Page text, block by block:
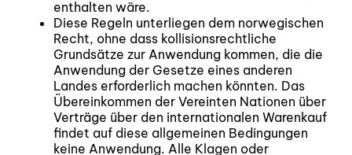
enthalten wäre.
Diese Regeln unterliegen dem norwegischen
Recht, ohne dass kollisionsrechtliche
Grundsätze zur Anwendung kommen, die die
Anwendung der Gesetze eines anderen
Landes erforderlich machen könnten. Das
Übereinkommen der Vereinten Nationen über
Verträge über den internationalen Warenkauf
findet auf diese allgemeinen Bedingungen
keine Anwendung. Alle Klagen oder